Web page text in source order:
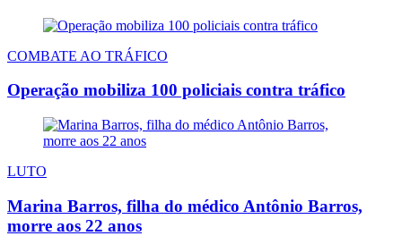
COMBATE AO TRÁFICO
Operação mobiliza 100 policiais contra tráfico
LUTO
Marina Barros, filha do médico Antônio Barros,
morre aos 22 anos